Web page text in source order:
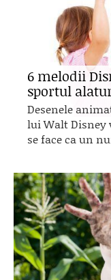
6 melodii
sportul
Desenele
lui Walt Disney
se face ca un